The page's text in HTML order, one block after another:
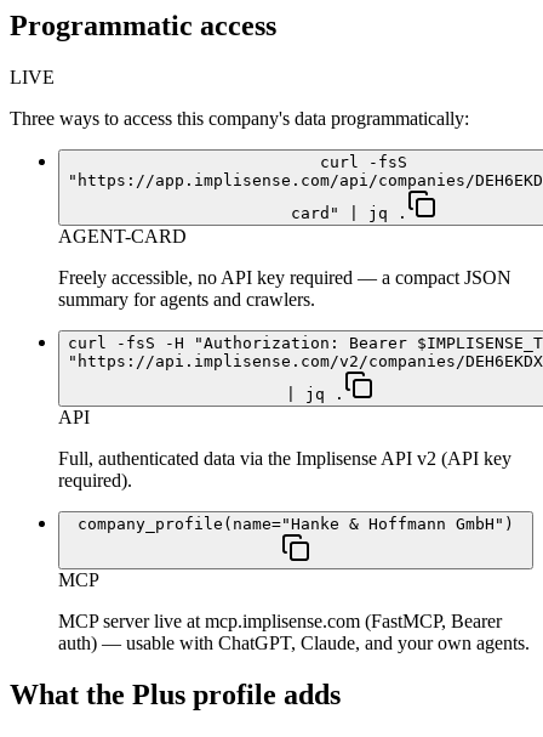
Programmatic access
LIVE
Three ways to access this company's data programmatically:
curl -fsS
"https://app.implisense.com/api/companies/
card" | jq .
AGENT-CARD
Freely accessible, no API key required — a compact JSON
summary for agents and crawlers.
curl -fsS -H "Authorization: Bearer
"https://api.implisense.com/v2/companies/
| jq .
API
Full, authenticated data via the Implisense API v2 (API key
required).
company_profile(name="Hanke & Hoffmann GmbH")
MCP
MCP server live at mcp.implisense.com (FastMCP, Bearer
auth) — usable with ChatGPT, Claude, and your own agents.
What the Plus profile adds